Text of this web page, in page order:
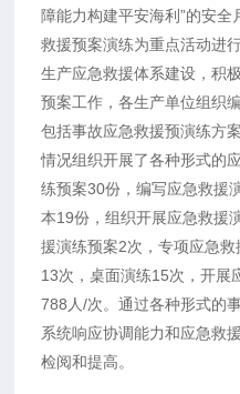
障能力构建平安海利”的安
救援预案演练为重点活动进
生产应急救援体系建设，积
预案工作，各生产单位组织
包括事故应急救援预演练方
情况组织开展了各种形式的
练预案30份，编写应急救援
本19份，组织开展应急救援
援演练预案2次，专项应急
13次，桌面演练15次，开展
788人/次。通过各种形式的
系统响应协调能力和应急救
检阅和提高。